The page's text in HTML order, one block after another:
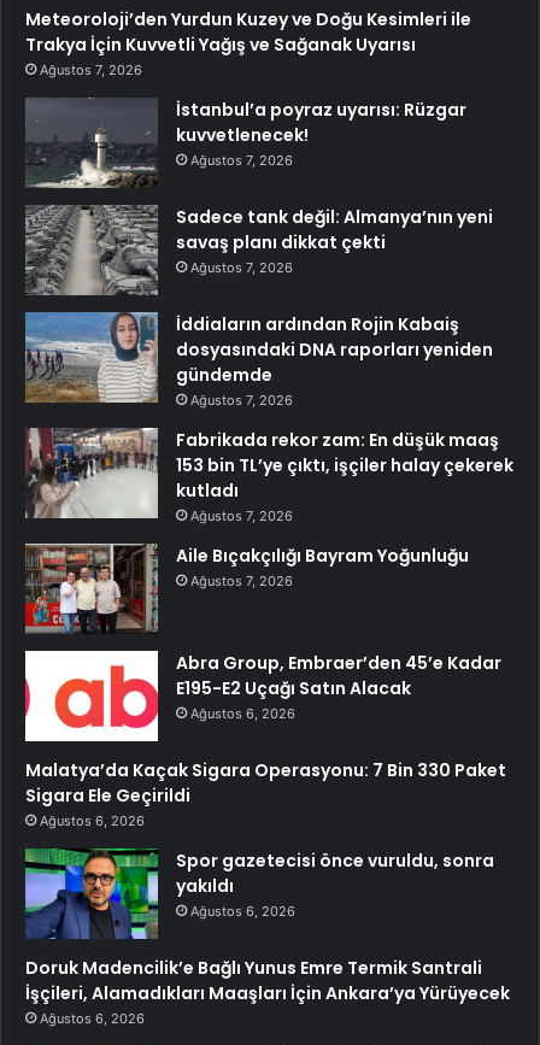
Meteoroloji’den Yurdun Kuzey ve Doğu Kesimleri ile
Trakya İçin Kuvvetli Yağış ve Sağanak Uyarısı
Ağustos 7, 2026
İstanbul’a poyraz uyarısı: Rüzgar
kuvvetlenecek!
Ağustos 7, 2026
Sadece tank değil: Almanya’nın yeni
savaş planı dikkat çekti
Ağustos 7, 2026
İddiaların ardından Rojin Kabaiş
dosyasındaki DNA raporları yeniden
gündemde
Ağustos 7, 2026
Fabrikada rekor zam: En düşük maaş
153 bin TL’ye çıktı, işçiler halay çekerek
kutladı
Ağustos 7, 2026
Aile Bıçakçılığı Bayram Yoğunluğu
Ağustos 7, 2026
Abra Group, Embraer’den 45’e Kadar
E195-E2 Uçağı Satın Alacak
Ağustos 6, 2026
Malatya’da Kaçak Sigara Operasyonu: 7 Bin 330 Paket
Sigara Ele Geçirildi
Ağustos 6, 2026
Spor gazetecisi önce vuruldu, sonra
yakıldı
Ağustos 6, 2026
Doruk Madencilik’e Bağlı Yunus Emre Termik Santrali
İşçileri, Alamadıkları Maaşları İçin Ankara’ya Yürüyecek
Ağustos 6, 2026